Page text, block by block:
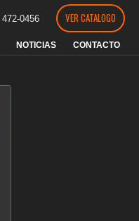
472-0456 VER CATALOGO
NOTICIAS CONTACTO